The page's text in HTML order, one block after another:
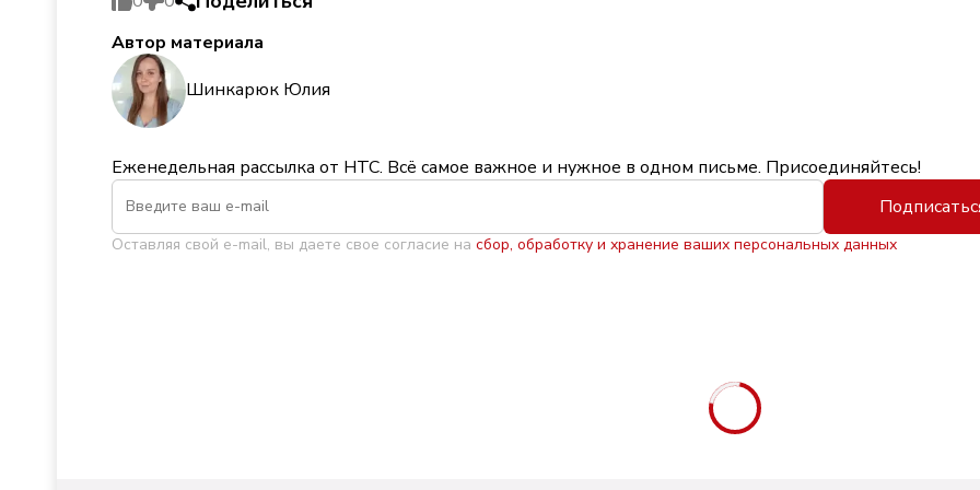
Автор материала
Шинкарюк Юлия
Еженедельная рассылка от НТС. Всё самое важное и нужное в одном письме. Присоединяйтесь!
Оставляя свой e-mail, вы даете свое согласие на сбор, обработку и хранение ваших персональных данных